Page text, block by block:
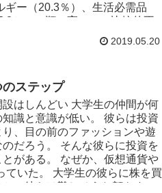
ギー（20.3％）、生活必需品
％）の順に高いので比較的不
5/16） 上昇局面には弱いが、下
る。既に金融や情報技術セクタ
したETFで、現在の分配金利
回。 長期保有するとS&P500を
来（シーゲル氏著）」によると
」、「ヘルスケア」を長期保
...
2019.05.20
ステップ
はしんどい 大学生の仲間が何
識と意識が低い。 彼らは投資
、目の前のファッションや遊
だろう。 そんな彼らに投資を
がある。 なぜか、仮想通貨や
ていた。 大学生の彼らに株を買
、彼らは難しそうな顔をす